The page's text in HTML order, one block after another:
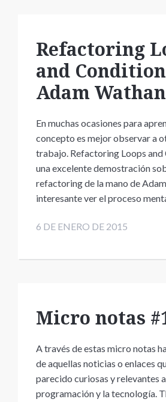
Refactoring
and
Adam Wathan
En muchas ocasiones para
concepto es mejor observar a
trabajo. Refactoring Loops and
una excelente demostración
refactoring de la mano de
interesante ver el proceso
6 DE ENERO DE 2015
Micro notas
A través de estas micro notas
de aquellas noticias o enlaces
parecido curiosas y relevantes
programación y la tecnología.